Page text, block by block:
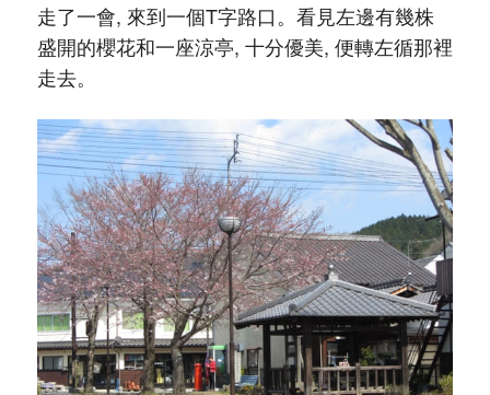
走了一會, 來到一個T字路口。看見左邊有幾株
盛開的櫻花和一座涼亭, 十分優美, 便轉左循那裡
走去。